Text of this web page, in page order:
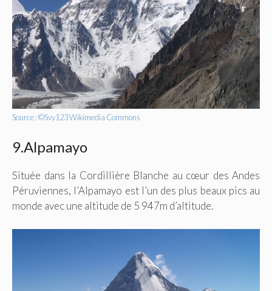
Source : ©Svy123 Wikimedia Commons
9.Alpamayo
Située dans la Cordillière Blanche au cœur des Andes
Péruviennes, l’Alpamayo est l’un des plus beaux pics au
monde avec une altitude de 5 947m d’altitude.